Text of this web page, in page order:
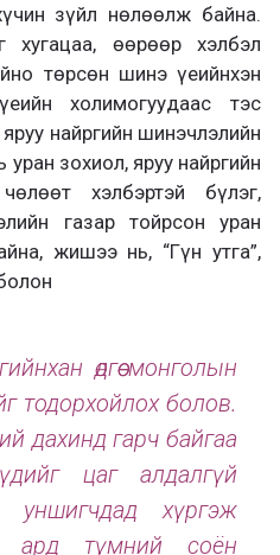
зүйл нөлөөлж байна.
өөрөөр хэлбэл
төрсөн шинэ үеийнхэн
холимогуудаас тэс
найргийн шинэчлэлийн
зохиол, яруу найргийн
хэлбэртэй бүлэг,
газар тойрсон уран
жишээ нь, “Гүн утга”,
өдгөө монголын
тодорхойлох болов.
дахинд гарч байгаа
цаг алдалгүй
уншигчдад хүргэж
ард түмний соён